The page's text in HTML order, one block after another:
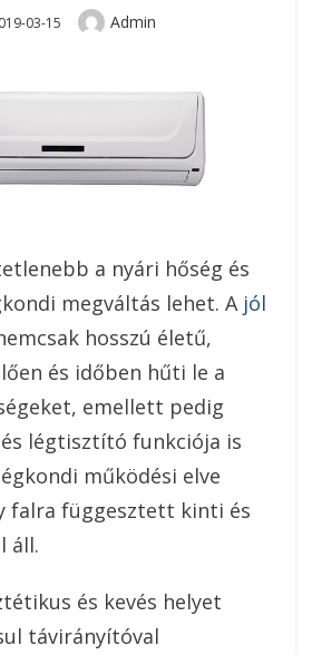
03-15 Author
Admin
a nyári hőség és
megváltás lehet. A jól
hosszú életű,
és időben hűti le a
emellett pedig
légtisztító funkciója is
működési elve
falra függesztett kinti és
áll.
és kevés helyet
távirányítóval